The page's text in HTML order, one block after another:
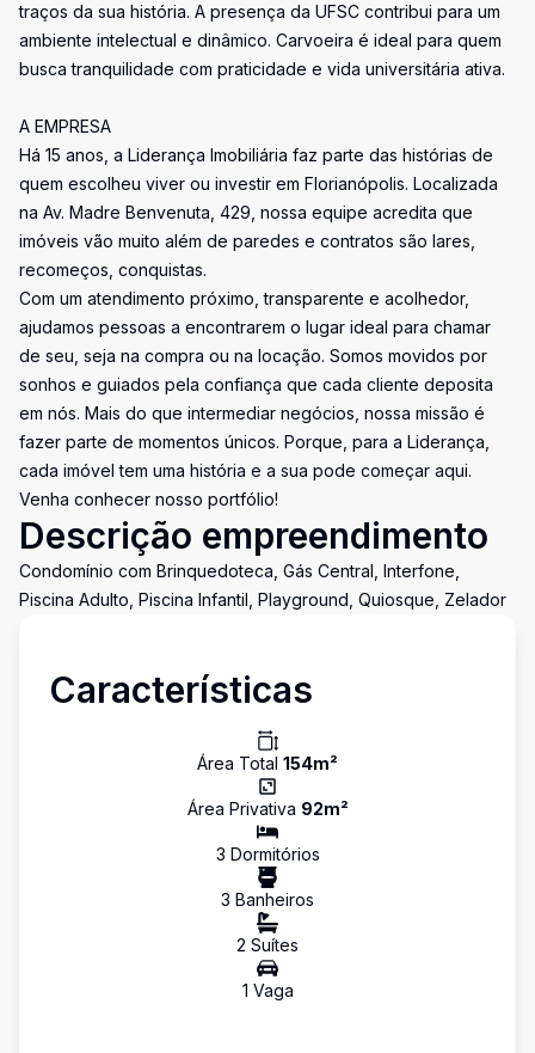
traços da sua história. A presença da UFSC contribui para um
ambiente intelectual e dinâmico. Carvoeira é ideal para quem
busca tranquilidade com praticidade e vida universitária ativa.
A EMPRESA
Há 15 anos, a Liderança Imobiliária faz parte das histórias de
quem escolheu viver ou investir em Florianópolis. Localizada
na Av. Madre Benvenuta, 429, nossa equipe acredita que
imóveis vão muito além de paredes e contratos são lares,
recomeços, conquistas.
Com um atendimento próximo, transparente e acolhedor,
ajudamos pessoas a encontrarem o lugar ideal para chamar
de seu, seja na compra ou na locação. Somos movidos por
sonhos e guiados pela confiança que cada cliente deposita
em nós. Mais do que intermediar negócios, nossa missão é
fazer parte de momentos únicos. Porque, para a Liderança,
cada imóvel tem uma história e a sua pode começar aqui.
Venha conhecer nosso portfólio!
Descrição empreendimento
Condomínio com Brinquedoteca, Gás Central, Interfone,
Piscina Adulto, Piscina Infantil, Playground, Quiosque, Zelador
Características
Área Total 154m²
Área Privativa 92m²
3 Dormitórios
3 Banheiros
2 Suítes
1 Vaga